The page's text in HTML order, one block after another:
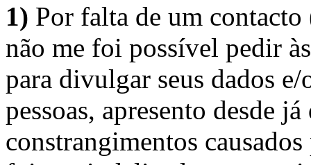
1) Por falta de um
não me foi possível pedir
para divulgar seus dados
pessoas, apresento desde
constrangimentos